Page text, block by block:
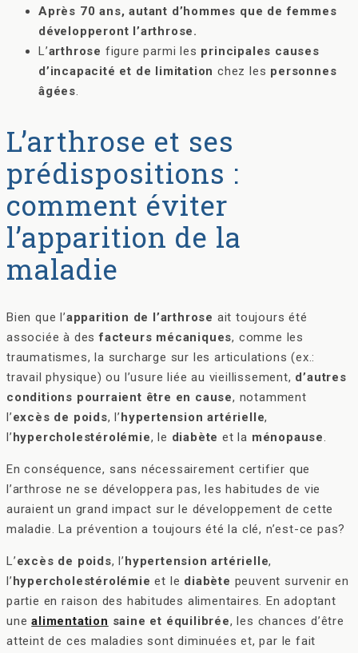
Après 70 ans, autant d’hommes que de femmes
développeront l’arthrose.
L’arthrose figure parmi les principales causes
d’incapacité et de limitation chez les personnes
âgées.
L’arthrose et ses
prédispositions :
comment éviter
l’apparition de la
maladie
Bien que l’apparition de l’arthrose ait toujours été
associée à desfacteurs mécaniques, comme les
traumatismes, la surcharge sur les articulations (ex.:
travail physique) ou l’usure liée au vieillissement, d’autres
conditions pourraient être en cause, notamment
l’excès de poids, l’ hypertension artérielle,
l’ hypercholestérolémie, le diabète et la ménopause.
En conséquence, sans nécessairement certifier que
l’arthrose ne se développera pas, les habitudes de vie
auraient un grand impact sur le développement de cette
maladie. La prévention a toujours été la clé, n’est-ce pas?
L’excès de poids, l’ hypertension artérielle,
l’ hypercholestérolémie et le diabète peuvent survenir en
partie en raison des habitudes alimentaires. En adoptant
unealimentation saine et équilibrée, les chances d’être
atteint de ces maladies sont diminuées et, par le fait